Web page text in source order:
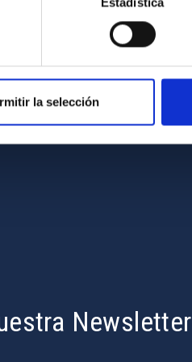
la selección
Política de cookies
Accesibilidad
Newsletter